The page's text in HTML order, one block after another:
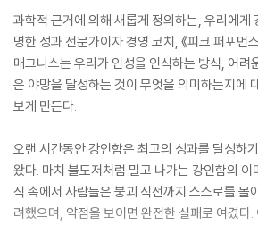
과학적 근거에 의해 새롭게 정의하는, 우리에게
명한 성과 전문가이자 경영 코치, 《피크 퍼포먼
매그니스는 우리가 인성을 인식하는 방식, 어려
은 야망을 달성하는 것이 무엇을 의미하는지에
보게 만든다.
오랜 시간동안 강인함은 최고의 성과를 달성하
왔다. 마치 불도저처럼 밀고 나가는 강인함의 이
식 속에서 사람들은 붕괴 직전까지 스스로를 몰
려했으며, 약점을 보이면 완전한 실패로 여겼다